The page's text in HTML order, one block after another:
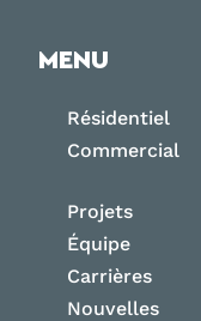
MENU
Résidentiel
Commercial
Projets
Équipe
Carrières
Nouvelles